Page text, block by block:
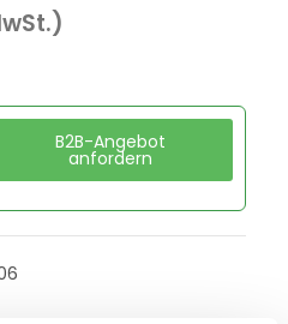
B2B-Angebot
anfordern